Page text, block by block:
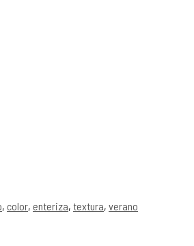
, color, enteriza, textura, verano